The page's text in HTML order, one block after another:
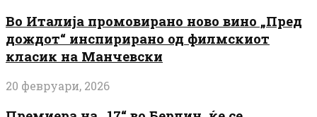
Во Италија промовирано ново вино „Пред
дождот“ инспирирано од филмскиот
класик на Манчевски
20 февруари, 2026